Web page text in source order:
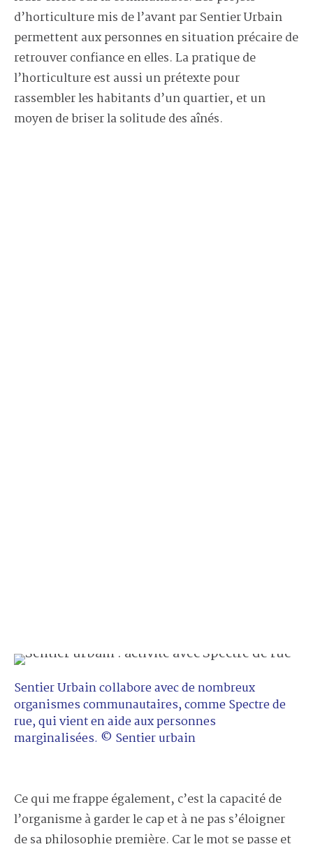
d’horticulture mis de l’avant par Sentier Urbain
permettent aux personnes en situation précaire de
retrouver confiance en elles. La pratique de
l’horticulture est aussi un prétexte pour
rassembler les habitants d’un quartier, et un
moyen de briser la solitude des aînés.
Sentier Urbain collabore avec de nombreux
organismes communautaires, comme Spectre de
rue, qui vient en aide aux personnes
marginalisées. © Sentier urbain
Ce qui me frappe également, c’est la capacité de
l’organisme à garder le cap et à ne pas s’éloigner